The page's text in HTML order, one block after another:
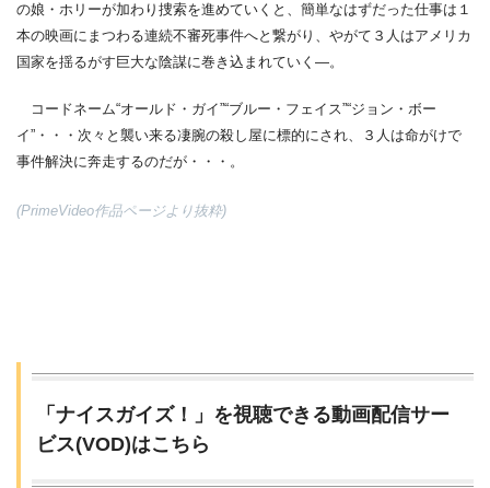
の娘・ホリーが加わり捜索を進めていくと、簡単なはずだった仕事は１
本の映画にまつわる連続不審死事件へと繋がり、やがて３人はアメリカ
国家を揺るがす巨大な陰謀に巻き込まれていく―。
コードネーム“オールド・ガイ”“ブルー・フェイス”“ジョン・ボー
イ”・・・次々と襲い来る凄腕の殺し屋に標的にされ、３人は命がけで
事件解決に奔走するのだが・・・。
(PrimeVideo作品ページより抜粋)
「ナイスガイズ！」を視聴できる動画配信サー
ビス(VOD)はこちら